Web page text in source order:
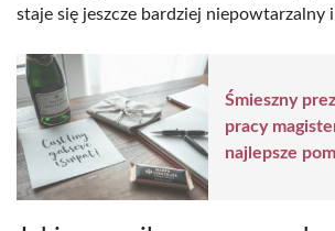
staje się jeszcze bardziej niepowtarzalny i
Śmieszny
pracy
najlepsze